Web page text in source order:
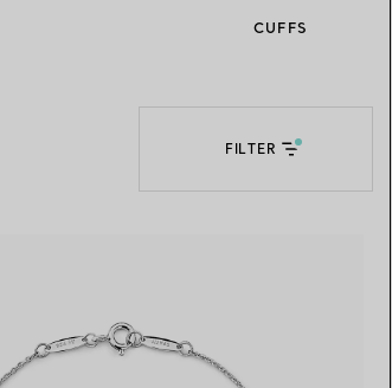
CUFFS
FILTER